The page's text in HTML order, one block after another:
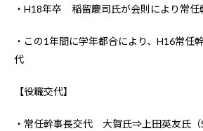
・H18年卒 稲留慶司氏が会則により常任
・この1年間に学年都合により、H16常任
代
【役職交代】
・常任幹事長交代 大賀氏⇒上田英友氏（